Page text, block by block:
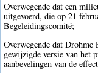
Overwegende dat een
uitgevoerd, die op 21
Begeleidingscomité;
Overwegende dat
gewijzigde versie van het
aanbevelingen van de